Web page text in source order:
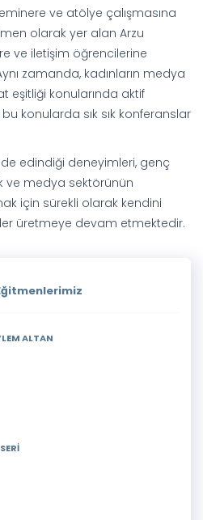
ve atölye çalışmasına
olarak yer alan Arzu
ve iletişim öğrencilerine
zamanda, kadınların medya
eşitliği konularında aktif
konularda sık sık konferanslar
edindiği deneyimleri, genç
ve medya sektörünün
için sürekli olarak kendini
üretmeye devam etmektedir.
ALTAN